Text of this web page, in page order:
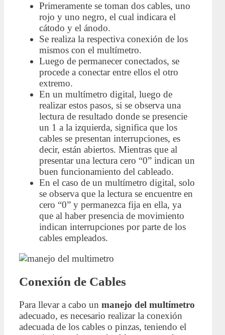
Primeramente se toman dos cables, uno
rojo y uno negro, el cual indicara el
cátodo y el ánodo.
Se realiza la respectiva conexión de los
mismos con el multímetro.
Luego de permanecer conectados, se
procede a conectar entre ellos el otro
extremo.
En un multímetro digital, luego de
realizar estos pasos, si se observa una
lectura de resultado donde se presencie
un 1 a la izquierda, significa que los
cables se presentan interrupciones, es
decir, están abiertos. Mientras que al
presentar una lectura cero “0” indican un
buen funcionamiento del cableado.
En el caso de un multímetro digital, solo
se observa que la lectura se encuentre en
cero “0” y permanezca fija en ella, ya
que al haber presencia de movimiento
indican interrupciones por parte de los
cables empleados.
Conexión de Cables
Para llevar a cabo un manejo del multímetro
adecuado, es necesario realizar la conexión
adecuada de los cables o pinzas, teniendo el